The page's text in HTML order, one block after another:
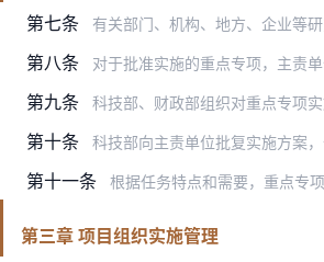
第七条
有关部门、机构、地方、企业等研究提出重点专项动议。科技部按照立项管理规程要求组织论证和综合平衡后，形成
第八条 对于批准实施的重点专项，主责单位牵头编制重点专项实施方案（含
第九条 科技部、财政部组织对重点专项实施方案进行综合论证，着力提升专项目标指标先进性、任务部署科学性、组织实施
第十条 科技部向主责单位批复实施方案，作为重点专项任务分解、项目申报指南编制、项目安
第十一条 根据任务特点和需要，重点专项可采取部门（机构）负责制、地方负责制、总承单位负责制、业主单位负责制等
第三章 项目组织实施管理